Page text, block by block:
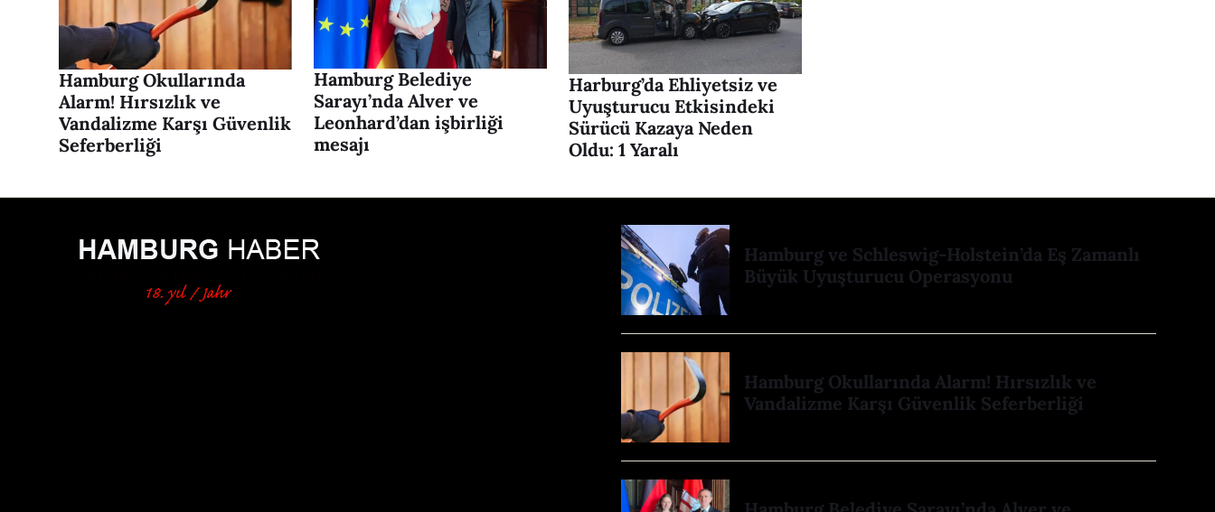
Hamburg Okullarında
Alarm! Hırsızlık ve
Vandalizme Karşı Güvenlik
Seferberliği
Hamburg Belediye
Sarayı’nda Alver ve
Leonhard’dan işbirliği
mesajı
Harburg’da Ehliyetsiz ve
Uyuşturucu Etkisindeki
Sürücü Kazaya Neden
Oldu: 1 Yaralı
Hamburg ve Schleswig-Holstein’da Eş Zamanlı
Büyük Uyuşturucu Operasyonu
Hamburg Okullarında Alarm! Hırsızlık ve
Vandalizme Karşı Güvenlik Seferberliği